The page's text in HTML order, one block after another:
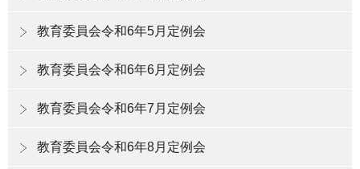
教育委員会令和6年5月定例会
教育委員会令和6年6月定例会
教育委員会令和6年7月定例会
教育委員会令和6年8月定例会